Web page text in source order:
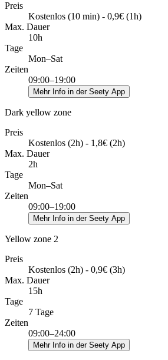
Preis
Kostenlos (10 min) - 0,9€ (1h)
Max. Dauer
10h
Tage
Mon–Sat
Zeiten
09:00–19:00
Mehr Info in der Seety App
Dark yellow zone
Preis
Kostenlos (2h) - 1,8€ (2h)
Max. Dauer
2h
Tage
Mon–Sat
Zeiten
09:00–19:00
Mehr Info in der Seety App
Yellow zone 2
Preis
Kostenlos (2h) - 0,9€ (3h)
Max. Dauer
15h
Tage
7 Tage
Zeiten
09:00–24:00
Mehr Info in der Seety App